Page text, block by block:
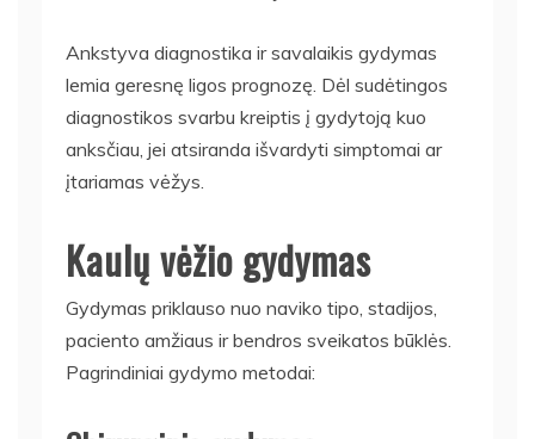
Ankstyva diagnostika ir savalaikis gydymas
lemia geresnę ligos prognozę. Dėl sudėtingos
diagnostikos svarbu kreiptis į gydytoją kuo
anksčiau, jei atsiranda išvardyti simptomai ar
įtariamas vėžys.
Kaulų vėžio gydymas
Gydymas priklauso nuo naviko tipo, stadijos,
paciento amžiaus ir bendros sveikatos būklės.
Pagrindiniai gydymo metodai: